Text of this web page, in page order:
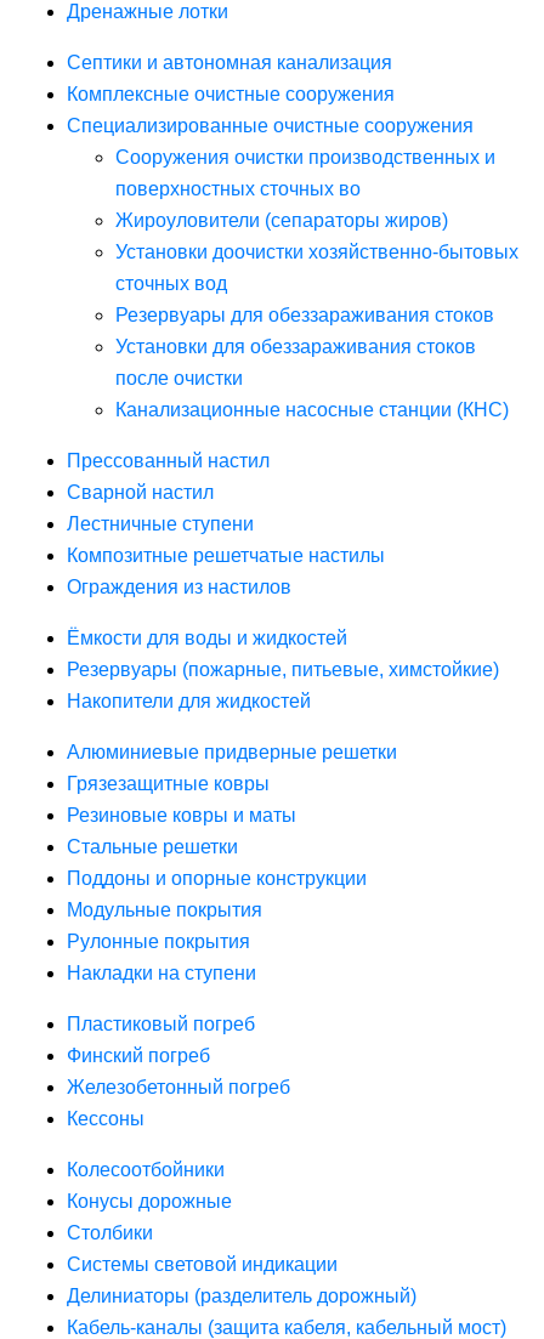
Дренажные лотки
Септики и автономная канализация
Комплексные очистные сооружения
Специализированные очистные сооружения
Сооружения очистки производственных и
поверхностных сточных во
Жироуловители (сепараторы жиров)
Установки доочистки хозяйственно-бытовых
сточных вод
Резервуары для обеззараживания стоков
Установки для обеззараживания стоков
после очистки
Канализационные насосные станции (КНС)
Прессованный настил
Сварной настил
Лестничные ступени
Композитные решетчатые настилы
Ограждения из настилов
Ёмкости для воды и жидкостей
Резервуары (пожарные, питьевые, химстойкие)
Накопители для жидкостей
Алюминиевые придверные решетки
Грязезащитные ковры
Резиновые ковры и маты
Стальные решетки
Поддоны и опорные конструкции
Модульные покрытия
Рулонные покрытия
Накладки на ступени
Пластиковый погреб
Финский погреб
Железобетонный погреб
Кессоны
Колесоотбойники
Конусы дорожные
Столбики
Системы световой индикации
Делиниаторы (разделитель дорожный)
Кабель-каналы (защита кабеля, кабельный мост)